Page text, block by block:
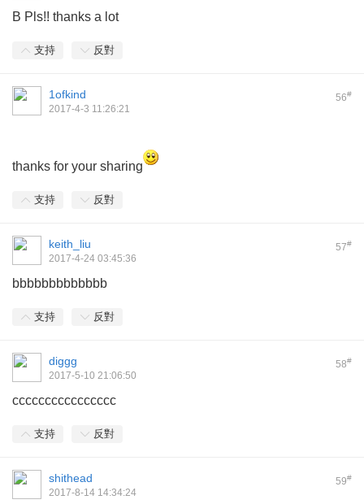
B Pls!! thanks a lot
支持 反對
56#
1ofkind
2017-4-3 11:26:21
thanks for your sharing
支持 反對
57#
keith_liu
2017-4-24 03:45:36
bbbbbbbbbbbbb
支持 反對
58#
diggg
2017-5-10 21:06:50
cccccccccccccccc
支持 反對
59#
shithead
2017-8-14 14:34:24